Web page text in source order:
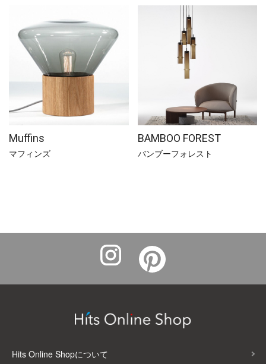
Muffins
マフィンズ
BAMBOO FOREST
バンブーフォレスト
Hits Online Shopについて